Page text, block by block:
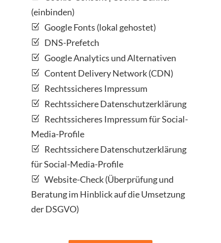
(einbinden)
Google Fonts (lokal gehostet)
DNS-Prefetch
Google Analytics und Alternativen
Content Delivery Network (CDN)
Rechtssicheres Impressum
Rechtssichere Datenschutzerklärung
Rechtssicheres Impressum für Social-
Media-Profile
Rechtssichere Datenschutzerklärung
für Social-Media-Profile
Website-Check (Überprüfung und
Beratung im Hinblick auf die Umsetzung
der DSGVO)